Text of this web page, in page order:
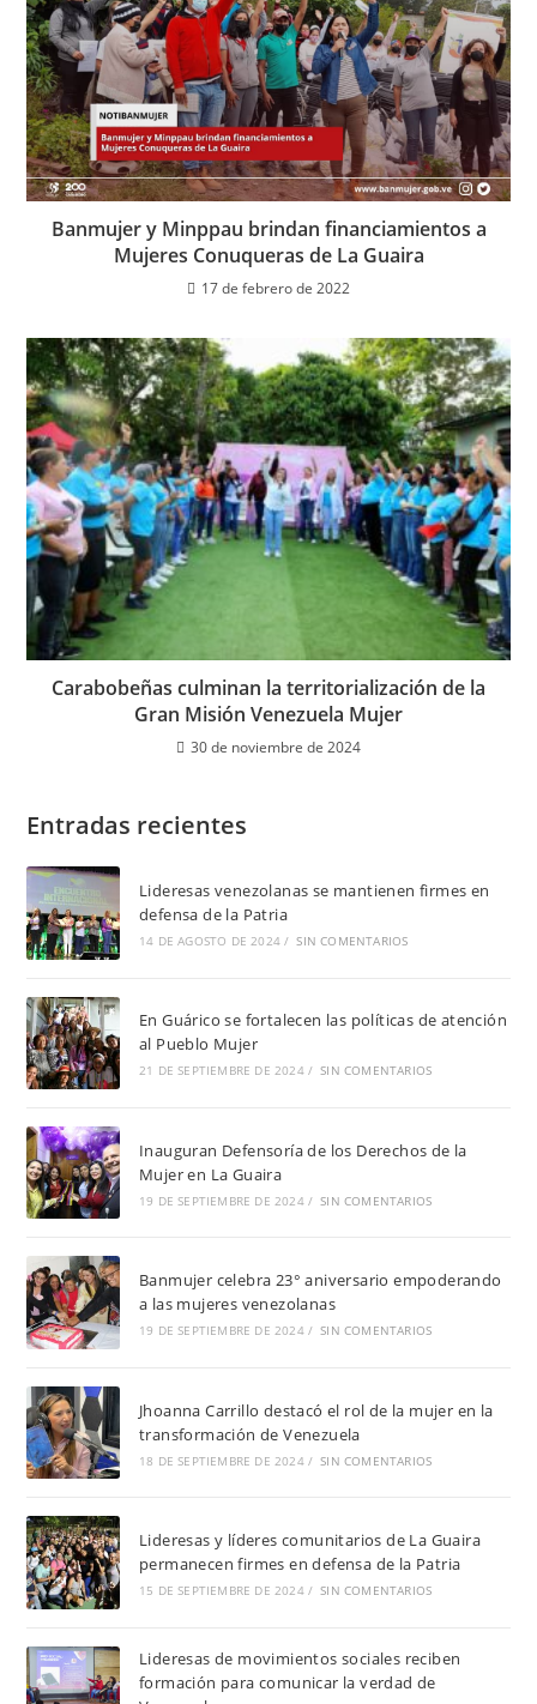
Banmujer y Minppau brindan financiamientos a
Mujeres Conuqueras de La Guaira
17 de febrero de 2022
Carabobeñas culminan la territorialización de la
Gran Misión Venezuela Mujer
30 de noviembre de 2024
Entradas recientes
Lideresas venezolanas se mantienen firmes en
defensa de la Patria
14 DE AGOSTO DE 2024 / SIN COMENTARIOS
En Guárico se fortalecen las políticas de atención
al Pueblo Mujer
21 DE SEPTIEMBRE DE 2024 / SIN COMENTARIOS
Inauguran Defensoría de los Derechos de la
Mujer en La Guaira
19 DE SEPTIEMBRE DE 2024 / SIN COMENTARIOS
Banmujer celebra 23° aniversario empoderando
a las mujeres venezolanas
19 DE SEPTIEMBRE DE 2024 / SIN COMENTARIOS
Jhoanna Carrillo destacó el rol de la mujer en la
transformación de Venezuela
18 DE SEPTIEMBRE DE 2024 / SIN COMENTARIOS
Lideresas y líderes comunitarios de La Guaira
permanecen firmes en defensa de la Patria
15 DE SEPTIEMBRE DE 2024 / SIN COMENTARIOS
Lideresas de movimientos sociales reciben
formación para comunicar la verdad de